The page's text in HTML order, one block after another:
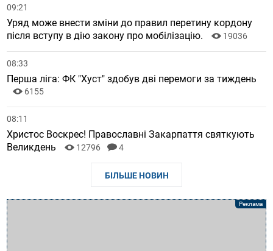
09:21
Уряд може внести зміни до правил перетину кордону
після вступу в дію закону про мобілізацію.
19036
08:33
Перша ліга: ФК "Хуст" здобув дві перемоги за тиждень
6155
08:11
Христос Воскрес! Православні Закарпаття святкують
Великдень
12796 4
БІЛЬШЕ НОВИН